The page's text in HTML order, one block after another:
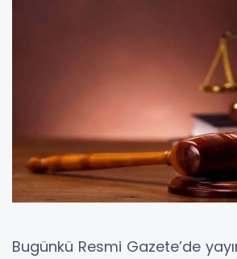
Bugünkü Resmi Gazete’de